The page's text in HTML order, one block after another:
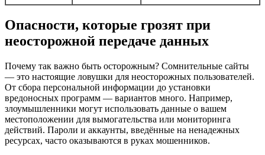
Опасности, которые грозят при
неосторожной передаче данных
Почему так важно быть осторожным? Сомнительные сайты
— это настоящие ловушки для неосторожных пользователей.
От сбора персональной информации до установки
вредоносных программ — вариантов много. Например,
злоумышленники могут использовать данные о вашем
местоположении для вымогательства или мониторинга
действий. Пароли и аккаунты, введённые на ненадежных
ресурсах, часто оказываются в руках мошенников.